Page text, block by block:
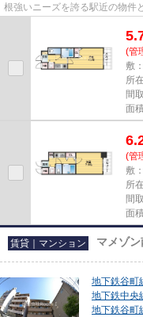
根強いニーズを誇る駅近の物件
(管
敷
所
間
面
(管
敷
所
間
面
賃貸｜マンション マメゾ
地下鉄谷町
地下鉄中央
地下鉄谷町